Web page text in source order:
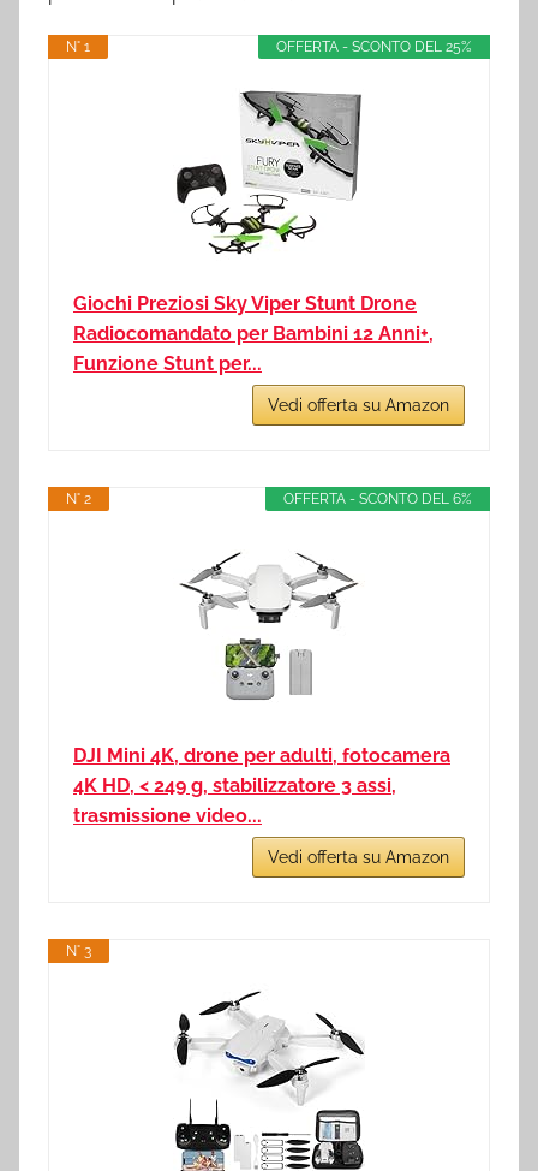
OFFERTA - SCONTO DEL 25%
N° 1
Giochi Preziosi Sky Viper Stunt Drone
Radiocomandato per Bambini 12 Anni+,
Funzione Stunt per...
Vedi offerta su Amazon
OFFERTA - SCONTO DEL 6%
N° 2
DJI Mini 4K, drone per adulti, fotocamera
4K HD, < 249 g, stabilizzatore 3 assi,
trasmissione video...
Vedi offerta su Amazon
N° 3